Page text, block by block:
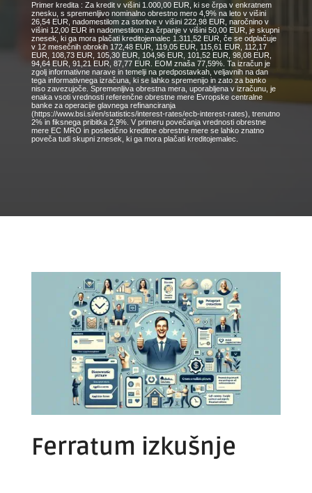
Primer kredita : Za kredit v višini 1.000,00 EUR, ki se črpa v enkratnem
znesku, s spremenljivo nominalno obrestno mero 4,9% na leto v višini
26,54 EUR, nadomestilom za storitve v višini 222,98 EUR, naročnino v
višini 12,00 EUR in nadomestilom za črpanje v višini 50,00 EUR, je skupni
znesek, ki ga mora plačati kreditojemalec 1.311,52 EUR, če se odplačuje
v 12 mesečnih obrokih 172,48 EUR, 119,05 EUR, 115,61 EUR, 112,17
EUR, 108,73 EUR, 105,30 EUR, 104,96 EUR, 101,52 EUR, 98,08 EUR,
94,64 EUR, 91,21 EUR, 87,77 EUR. EOM znaša 77,59%. Ta izračun je
zgolj informativne narave in temelji na predpostavkah, veljavnih na dan
tega informativnega izračuna, ki se lahko spremenijo in zato za banko
niso zavezujoče. Spremenljiva obrestna mera, uporabljena v izračunu, je
enaka vsoti vrednosti referenčne obrestne mere Evropske centralne
banke za operacije glavnega refinanciranja
(https://www.bsi.si/en/statistics/interest-rates/ecb-interest-rates), trenutno
2% in fiksnega pribitka 2,9%. V primeru povečanja vrednosti obrestne
mere EC MRO in posledično kreditne obrestne mere se lahko znatno
poveča tudi skupni znesek, ki ga mora plačati kreditojemalec.
Ferratum izkušnje